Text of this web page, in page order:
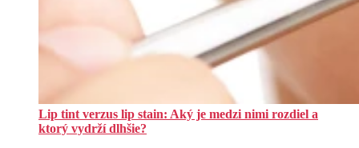
Lip tint verzus lip stain: Aký je medzi nimi rozdiel a
ktorý vydrží dlhšie?